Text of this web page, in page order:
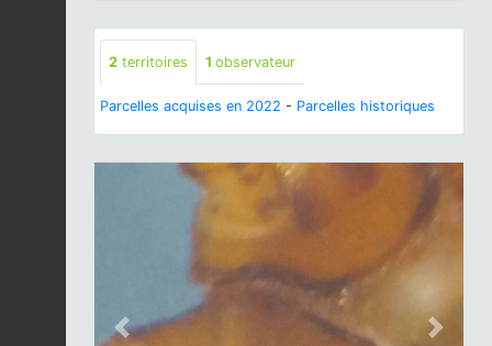
2 territoires 1 observateur
Parcelles acquises en 2022 - Parcelles historiques
Previous Next